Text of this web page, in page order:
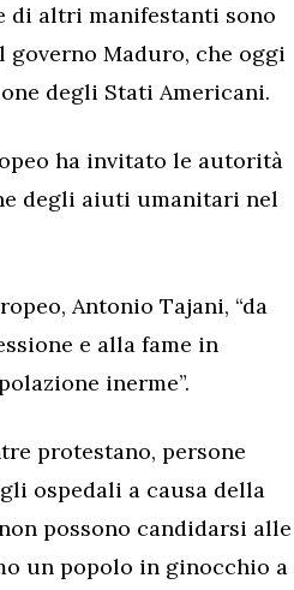
di altri manifestanti sono
Maduro, che oggi
degli Stati Americani.
ha invitato le autorità
degli aiuti umanitari nel
Antonio Tajani, “da
e alla fame in
inerme”.
protestano, persone
ospedali a causa della
possono candidarsi alle
un popolo in ginocchio a